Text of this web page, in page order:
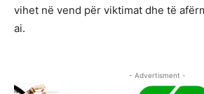
vihet në vend për viktimat dhe të
ai.
- Advertisment -